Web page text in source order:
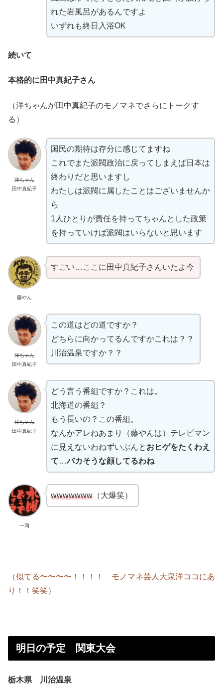
れた岩風呂があるんですよ
いずれも終日入浴OK
続いて
本格的に田中真紀子さん
（洋ちゃんが田中真紀子のモノマネでさらにトークす
る）
洋ちゃん
田中真紀子
国民の期待は存分に感じてますね
これでまた派閥政治に戻ってしまえば日本は
終わりだと思いますし
わたしは派閥に属したことはございませんか
ら
1人ひとりが責任を持ってちゃんとした政策
を持っていけば派閥はいらないと思います
藤やん
すごい…ここに田中真紀子さんいたよ今
洋ちゃん
田中真紀子
この道はどの道ですか？
どちらに向かってるんですかこれは？？
川治温泉ですか？？
洋ちゃん
田中真紀子
どう言う番組ですか？これは。
北海道の番組？
もう長いの？この番組。
なんかアレねあまり（藤やんは）テレビマン
に見えないわねずいぶんと おヒゲをたくわえ
て…バカそうな顔してるわね
一同
wwwwwww（大爆笑）
（似てる〜〜〜〜！！！！ モノマネ芸人大泉洋ココにあ
り！！笑笑）
明日の予定 関東大会
栃木県 川治温泉